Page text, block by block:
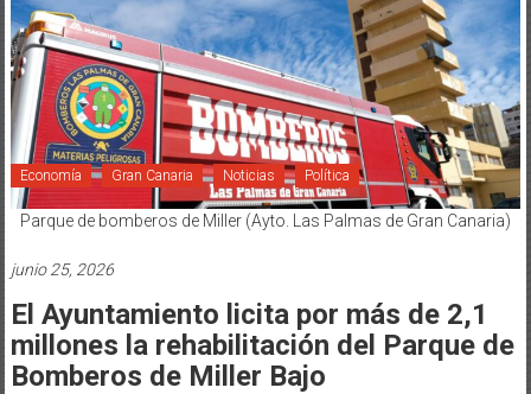
Economía Gran Canaria Noticias Política
Parque de bomberos de Miller (Ayto. Las Palmas de Gran Canaria)
junio 25, 2026
El Ayuntamiento licita por más de 2,1
millones la rehabilitación del Parque de
Bomberos de Miller Bajo